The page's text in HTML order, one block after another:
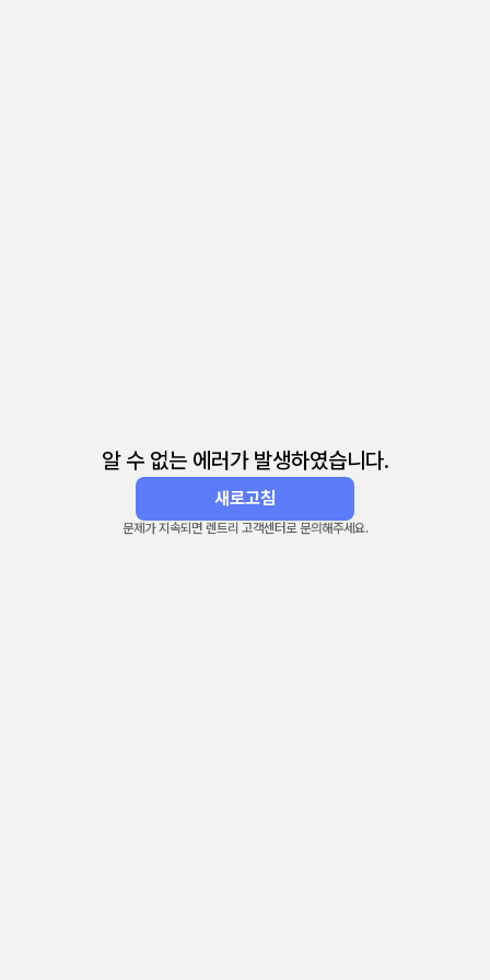
알 수 없는 에러가 발생하였습니다.
새로고침
문제가 지속되면 렌트리 고객센터로 문의해주세요.